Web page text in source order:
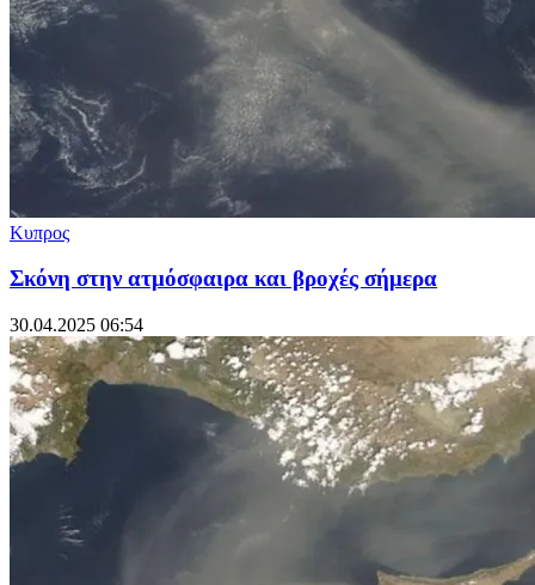
Κυπρος
Σκόνη στην ατμόσφαιρα και βροχές σήμερα
30.04.2025 06:54